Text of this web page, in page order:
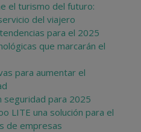
el turismo del futuro:
del viajero
para el 2025
que marcarán el
para aumentar el
seguridad para 2025
LITE una solución para el
de empresas